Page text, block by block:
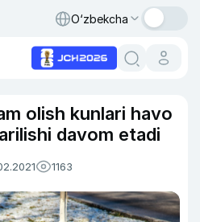
O‘zbekcha
olish kunlari havo
davom etadi
1163